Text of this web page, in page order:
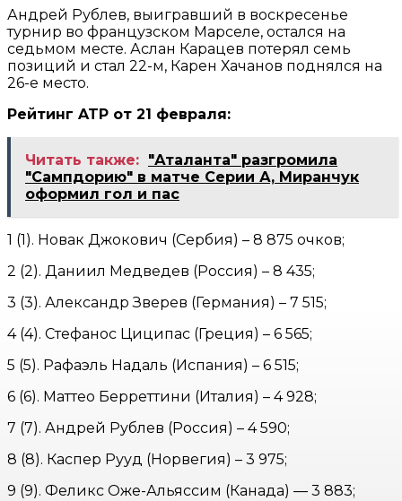
Андрей Рублев, выигравший в воскресенье
турнир во французском Марселе, остался на
седьмом месте. Аслан Карацев потерял семь
позиций и стал 22-м, Карен Хачанов поднялся на
26-е место.
Рейтинг ATP от 21 февраля:
Читать также: "Аталанта" разгромила
"Сампдорию" в матче Серии А, Миранчук
оформил гол и пас
1 (1). Новак Джокович (Сербия) – 8 875 очков;
2 (2). Даниил Медведев (Россия) – 8 435;
3 (3). Александр Зверев (Германия) – 7 515;
4 (4). Стефанос Циципас (Греция) – 6 565;
5 (5). Рафаэль Надаль (Испания) – 6 515;
6 (6). Маттео Берреттини (Италия) – 4 928;
7 (7). Андрей Рублев (Россия) – 4 590;
8 (8). Каспер Рууд (Норвегия) – 3 975;
9 (9). Феликс Оже-Альяссим (Канада) — 3 883;